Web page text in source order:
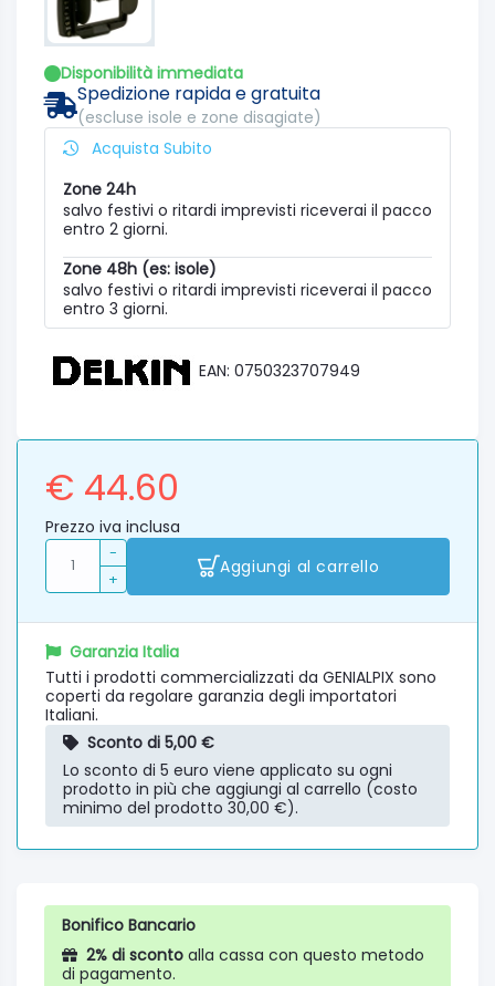
Disponibilità immediata
Spedizione rapida e gratuita
(escluse isole e zone disagiate)
Acquista Subito
Zone 24h
salvo festivi o ritardi imprevisti riceverai il pacco
entro 2 giorni.
Zone 48h (es: isole)
salvo festivi o ritardi imprevisti riceverai il pacco
entro 3 giorni.
EAN: 0750323707949
€ 44.60
Prezzo iva inclusa
-
+
Aggiungi al carrello
Garanzia Italia
Tutti i prodotti commercializzati da GENIALPIX sono
coperti da regolare garanzia degli importatori
Italiani.
Sconto di 5,00 €
Lo sconto di 5 euro viene applicato su ogni
prodotto in più che aggiungi al carrello (costo
minimo del prodotto 30,00 €).
Bonifico Bancario
2% di sconto alla cassa con questo metodo
di pagamento.